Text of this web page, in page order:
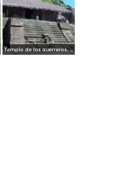
Templo de los guerreros, zona arqueologica